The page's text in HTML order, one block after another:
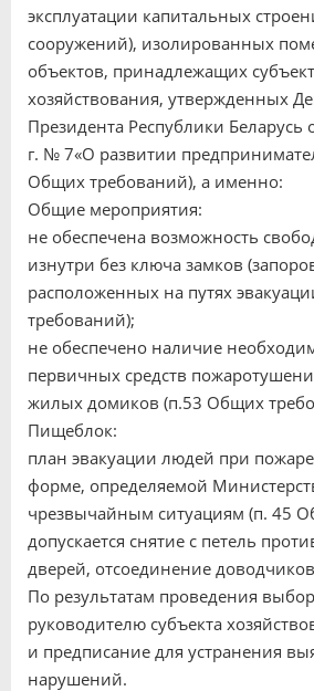
эксплуатации капитальных
сооружений), изолированных
объектов, принадлежащих
хозяйствования, утвержденных
Президента Республики Беларусь
г. № 7«О развитии
Общих требований), а именно:
Общие мероприятия:
не обеспечена возможность
изнутри без ключа замков
расположенных на путях
требований);
не обеспечено наличие
первичных средств
жилых домиков (п.53 Общих
Пищеблок:
план эвакуации людей при
форме, определяемой
чрезвычайным ситуациям (п. 45
допускается снятие с петель
дверей, отсоединение
По результатам проведения
руководителю субъекта
и предписание для устранения
нарушений.